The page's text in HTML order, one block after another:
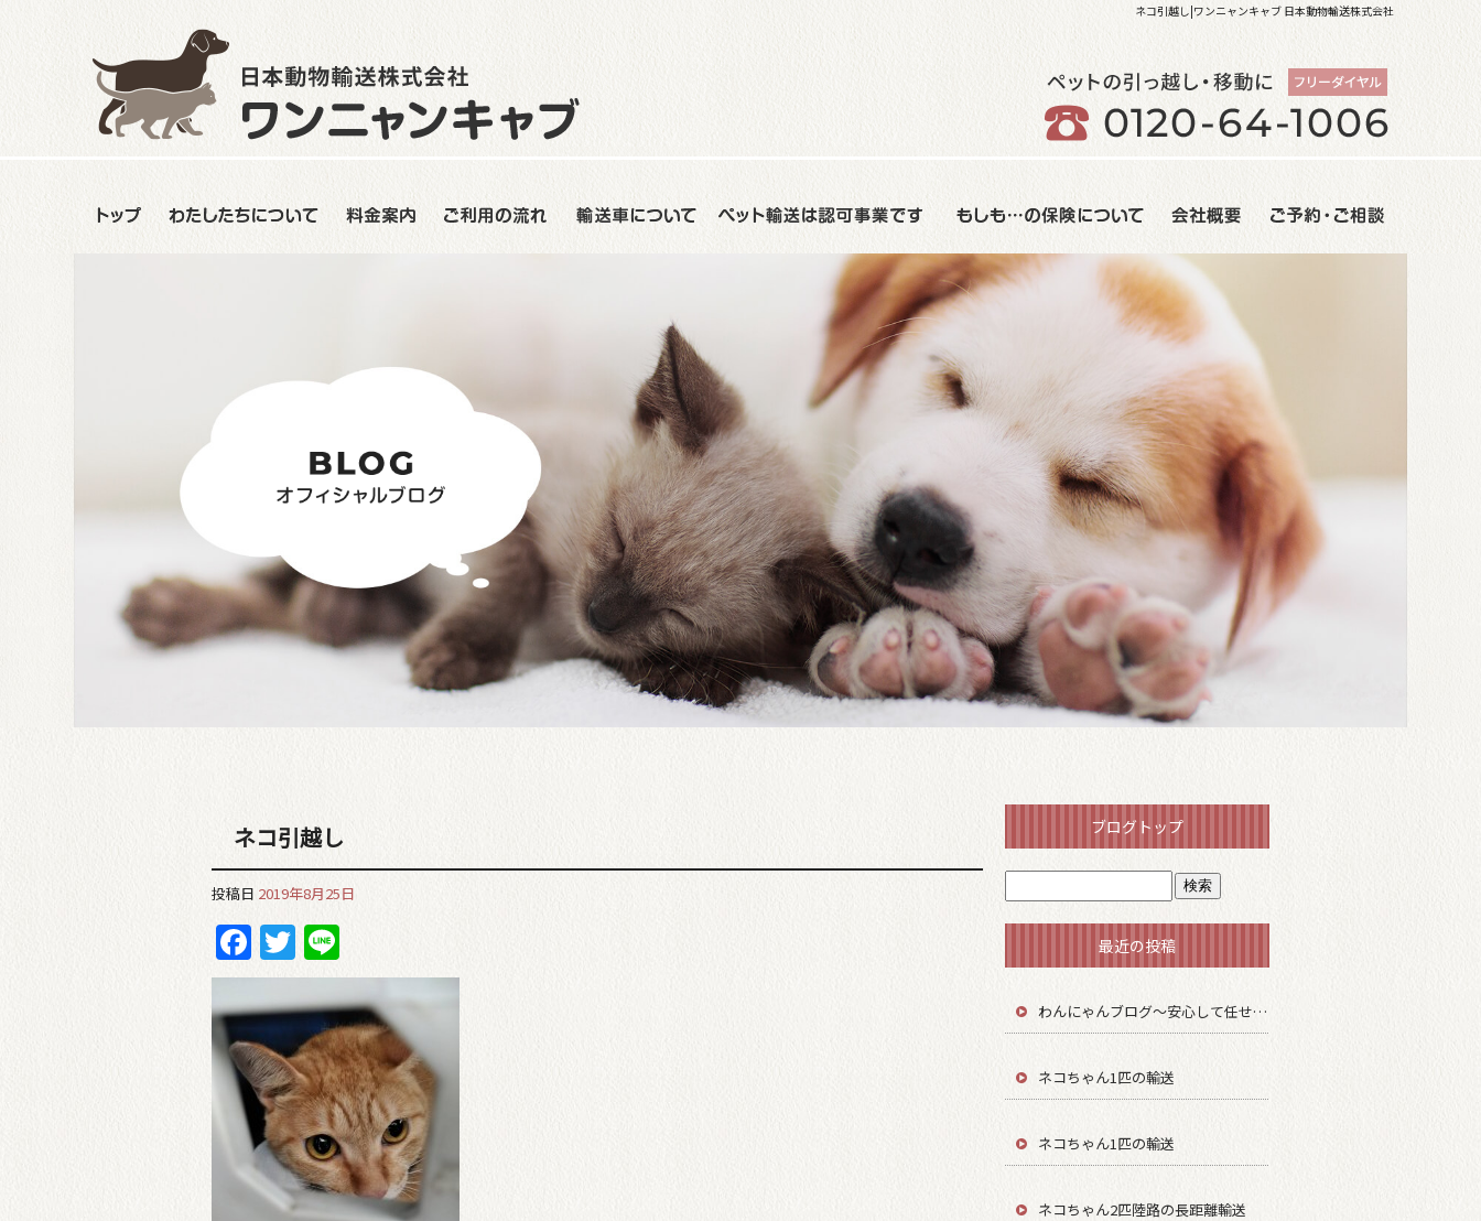
ネコ引越し|ワンニャンキャブ 日本動物輸送株式会社
ネコ引越し
投稿日 2019年8月25日
Facebook
Twitter
ブログトップ
最近の投稿
わんにゃんブログ～安心して任せてもらう～
ネコちゃん1匹の輸送
ネコちゃん1匹の輸送
ネコちゃん2匹陸路の長距離輸送